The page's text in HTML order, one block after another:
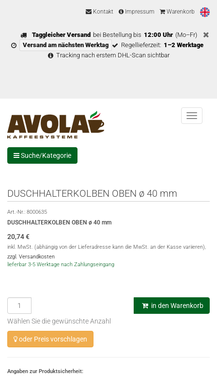
Kontakt Impressum Warenkorb
Taggleicher Versand bei Bestellung bis 12:00 Uhr (Mo–Fr)
Versand am nächsten Werktag
Regellieferzeit: 1–2 Werktage
Tracking nach erstem DHL-Scan sichtbar
Menu
Suche/Kategorie
DUSCHHALTERKOLBEN OBEN ø 40 mm
Art.-Nr.: 8000635
DUSCHHALTERKOLBEN OBEN ø 40 mm
20,74€
inkl. MwSt. (abhängig von der Lieferadresse kann die MwSt. an der Kasse variieren),
zzgl. Versandkosten
lieferbar 3-5 Werktage nach Zahlungseingang
in den Warenkorb
Wählen Sie die gewünschte Anzahl
oder Preis vorschlagen
Angaben zur Produktsicherheit: